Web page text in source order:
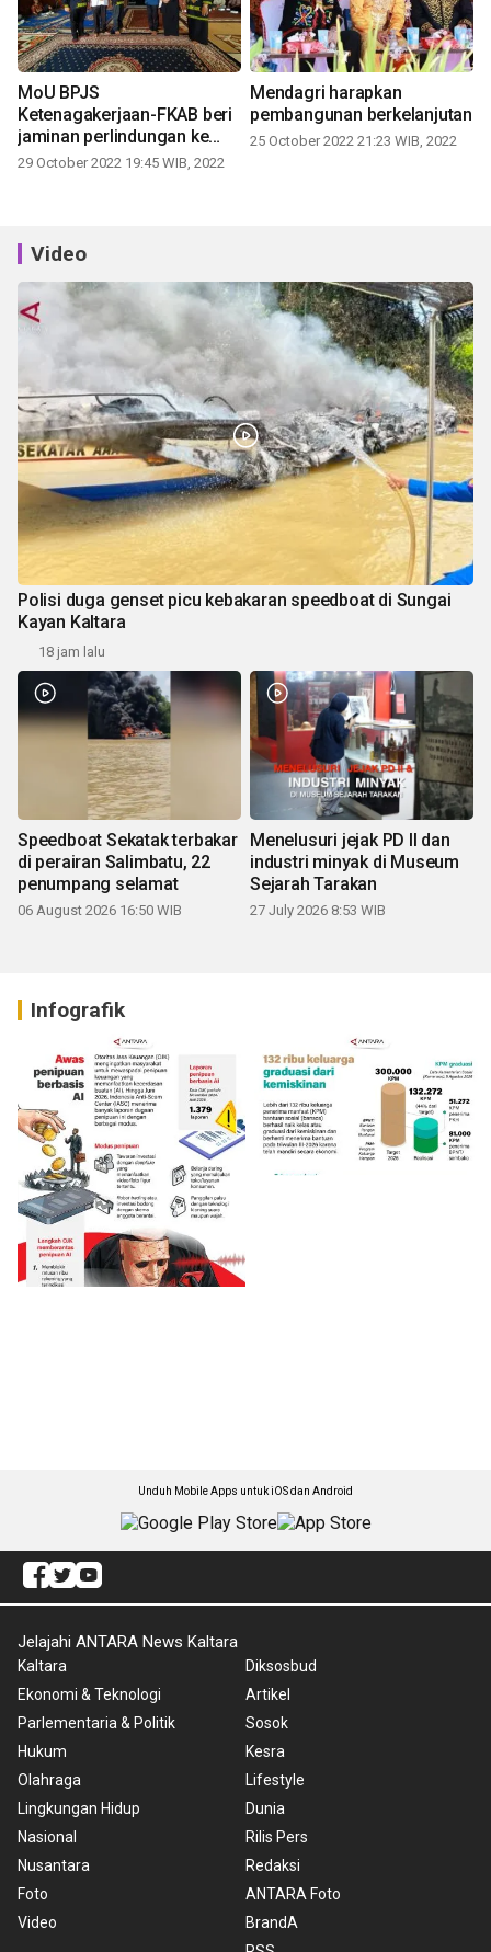
MoU BPJS
Ketenagakerjaan-FKAB beri
jaminan perlindungan ke
pekerja sosial
29 October 2022 19:45 WIB, 2022
Mendagri harapkan
pembangunan berkelanjutan
25 October 2022 21:23 WIB, 2022
Video
Polisi duga genset picu kebakaran speedboat di Sungai
Kayan Kaltara
18 jam lalu
Speedboat Sekatak terbakar
di perairan Salimbatu, 22
penumpang selamat
06 August 2026 16:50 WIB
Menelusuri jejak PD II dan
industri minyak di Museum
Sejarah Tarakan
27 July 2026 8:53 WIB
Infografik
Unduh Mobile Apps untuk iOS dan Android
Jelajahi ANTARA News Kaltara
Kaltara
Ekonomi & Teknologi
Parlementaria & Politik
Hukum
Olahraga
Lingkungan Hidup
Nasional
Nusantara
Foto
Video
Diksosbud
Artikel
Sosok
Kesra
Lifestyle
Dunia
Rilis Pers
Redaksi
ANTARA Foto
BrandA